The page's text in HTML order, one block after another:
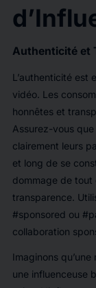
Authenticité et
L’authenticité est
vidéo. Les
honnêtes et
Assurez-vous
clairement leurs
et long de se
dommage de tout
transparence.
#sponsored ou
collaboration
Imaginons
une influenceuse